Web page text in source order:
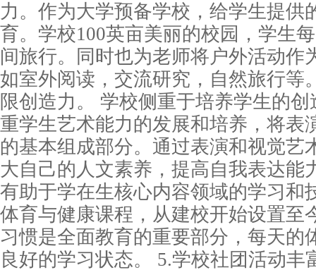
力。作为大学预备学校，给学生提供
育。学校100英亩美丽的校园，学生
间旅行。同时也为老师将户外活动作
如室外阅读，交流研究，自然旅行等
限创造力。 学校侧重于培养学生的
重学生艺术能力的发展和培养，将表
的基本组成部分。通过表演和视觉艺
大自己的人文素养，提高自我表达能
有助于学在生核心内容领域的学习和
体育与健康课程，从建校开始设置至
习惯是全面教育的重要部分，每天的
良好的学习状态。 5.学校社团活动丰